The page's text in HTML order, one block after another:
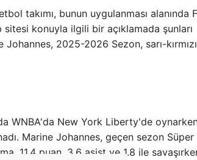
takımı, bunun uygulanması alanında
konuyla ilgili bir açıklamada şunları
2025-2026 Sezon, sarı-
WNBA'da New York Liberty'de
Marine Johannes, geçen sezon Süper
11.4 puan, 3.6 asist ve 1.8 ile